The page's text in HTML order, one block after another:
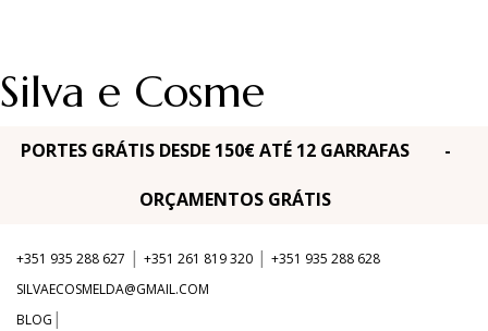
Silva e Cosme
PORTES GRÁTIS DESDE 150€ ATÉ 12 GARRAFAS -
ORÇAMENTOS GRÁTIS
+351 935 288 627 | +351 261 819 320 | +351 935 288 628
SILVAECOSMELDA@GMAIL.COM
BLOG |